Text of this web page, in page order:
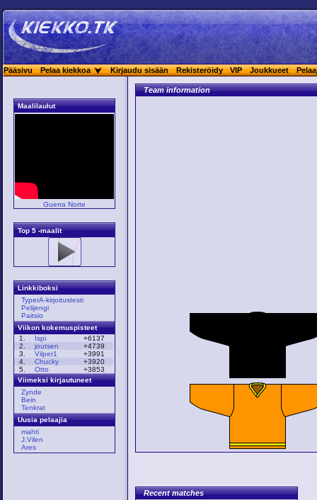
Pääsivu Pelaa kiekkoa Kirjaudu sisään Rekisteröidy VIP Joukkueet
Maalilaulut
Guerra Norte
Top 5 -maalit
Linkkiboksi
TyperA-kirjoitustesti
Pelijengi
Paitsio
Viikon kokemuspisteet
1.
Ispi
+6137
2.
joutsen
+4739
3.
Vilper1
+3991
4.
Chucky
+3920
5.
Otto
+3853
Viimeksi kirjautuneet
Zynde
Bein
Tenkrat
Uusia pelaajia
mahti
J.Vilen
Ares
Team information
Recent matches